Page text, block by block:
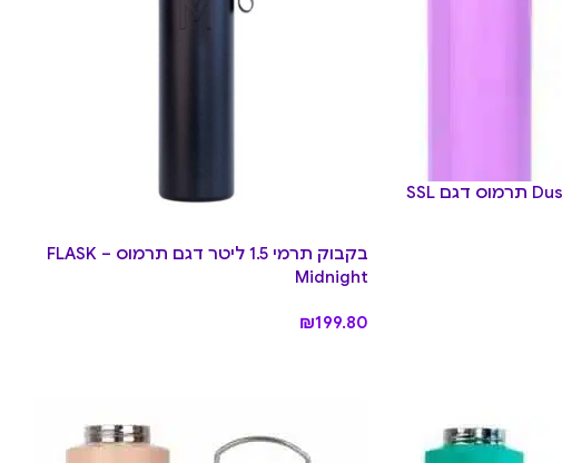
בקבוק תרמי 1.5 ליטר דגם תרמוס FLASK –
Midnight
₪199.80